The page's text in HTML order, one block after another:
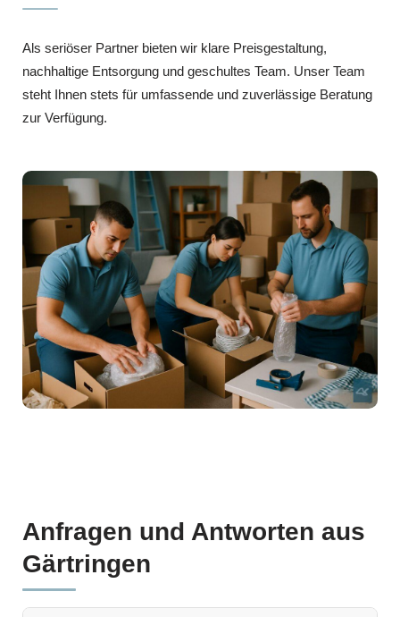
Als seriöser Partner bieten wir klare Preisgestaltung,
nachhaltige Entsorgung und geschultes Team. Unser Team
steht Ihnen stets für umfassende und zuverlässige Beratung
zur Verfügung.
Anfragen und Antworten aus
Gärtringen